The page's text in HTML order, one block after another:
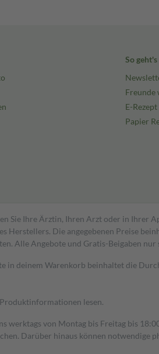
So geht's
Freunde
E-
Papier
Sie Ihre Ärztin, Ihren Arzt oder in Ihrer
Die angegebenen Preise
Alle Angebote und Gratis-Beigaben
in deinem Warenkorb beinhaltet die
lesen.
werktags von Montag bis Freitag bis
Darüber hinaus können